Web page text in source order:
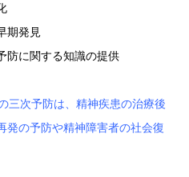
期発見
防に関する知識の提供
次予防は、精神疾患の治療後
発の予防や精神障害者の社会復